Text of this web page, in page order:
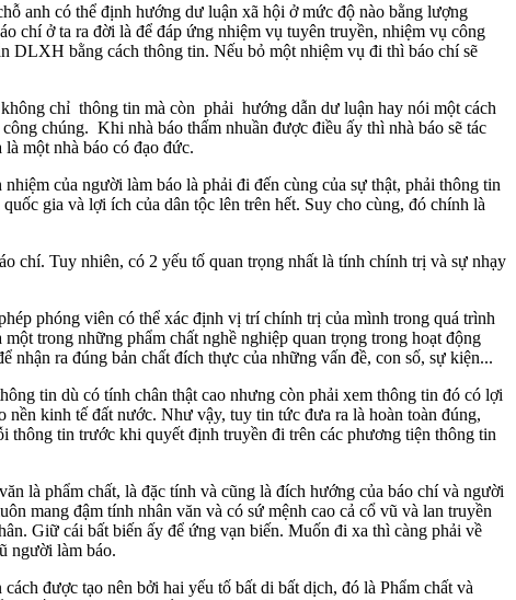
anh có thể định hướng dư luận xã hội ở mức độ nào bằng lượng
chí ở ta ra đời là để đáp ứng nhiệm vụ tuyên truyền, nhiệm vụ công
DLXH bằng cách thông tin. Nếu bỏ một nhiệm vụ đi thì báo chí sẽ
chỉ thông tin mà còn phải hướng dẫn dư luận hay nói một cách
chúng. Khi nhà báo thấm nhuần được điều ấy thì nhà báo sẽ tác
một nhà báo có đạo đức.
của người làm báo là phải đi đến cùng của sự thật, phải thông tin
gia và lợi ích của dân tộc lên trên hết. Suy cho cùng, đó chính là
chí. Tuy nhiên, có 2 yếu tố quan trọng nhất là tính chính trị và sự nhạy
phóng viên có thể xác định vị trí chính trị của mình trong quá trình
trong những phẩm chất nghề nghiệp quan trọng trong hoạt động
ra đúng bản chất đích thực của những vấn đề, con số, sự kiện...
tin dù có tính chân thật cao nhưng còn phải xem thông tin đó có lợi
kinh tế đất nước. Như vậy, tuy tin tức đưa ra là hoàn toàn đúng,
thông tin trước khi quyết định truyền đi trên các phương tiện thông tin
là phẩm chất, là đặc tính và cũng là đích hướng của báo chí và người
mang đậm tính nhân văn và có sứ mệnh cao cả cổ vũ và lan truyền
Giữ cái bất biến ấy để ứng vạn biến. Muốn đi xa thì càng phải về
người làm báo.
được tạo nên bởi hai yếu tố bất di bất dịch, đó là Phẩm chất và